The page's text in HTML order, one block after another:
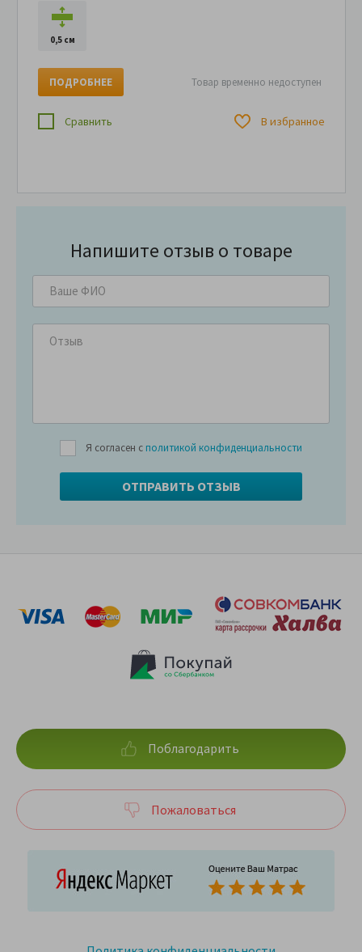
0,5 см
Товар временно недоступен
ПОДРОБНЕЕ
Сравнить В избранное
Напишите отзыв о товаре
Я согласен с политикой конфиденциальности
Поблагодарить
Пожаловаться